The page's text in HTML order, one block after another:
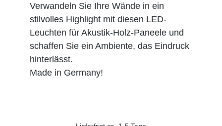
Verwandeln Sie Ihre Wände in ein
stilvolles Highlight mit diesen LED-
Leuchten für Akustik-Holz-Paneele und
schaffen Sie ein Ambiente, das Eindruck
hinterlässt.
Made in Germany!